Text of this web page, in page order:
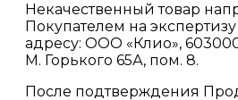
Некачественный товар
Покупателем на
адресу: ООО «Клио»,
М. Горького 65А, пом. 8.
После подтверждения